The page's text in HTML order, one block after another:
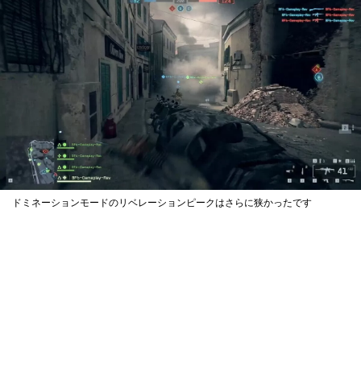
ドミネーションモードのリベレーションピークはさらに狭かったです